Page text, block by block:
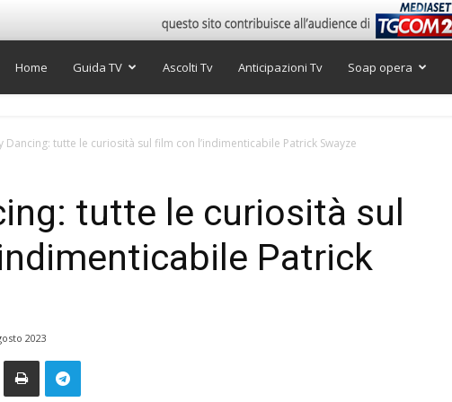
Super
Home Guida TV Ascolti Tv Anticipazioni Tv Soap opera
Dancing: tutte le curiosità sul film con l’indimenticabile Patrick Swayze
tutte le curiosità sul
Patrick
2023